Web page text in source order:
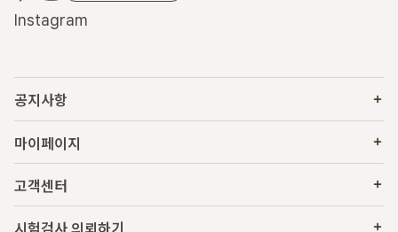
Instagram
공지사항
마이페이지
고객센터
시험검사 의뢰하기